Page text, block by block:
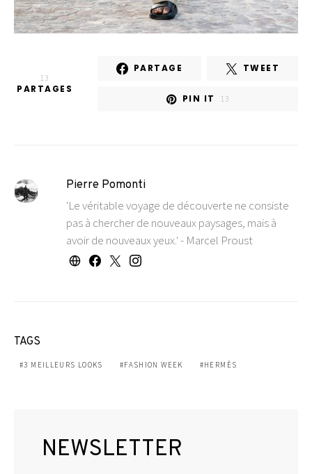
13
PARTAGES
PARTAGE TWEET
PIN IT 13
Pierre Pomonti
'Le véritable voyage de découverte ne consiste
pas à chercher de nouveaux paysages, mais à
avoir de nouveaux yeux.' - Marcel Proust
TAGS
3 MEILLEURS LOOKS FASHION WEEK HERMÈS
NEWSLETTER